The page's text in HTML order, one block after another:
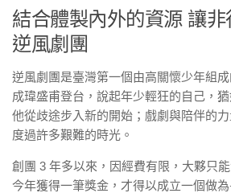
結合體製內外的資源 讓
逆風劇團
逆風劇團是臺灣第一個由高關懷少年組
成瑋盛甫登台，說起年少輕狂的自己，
他從歧途步入新的開始；戲劇與陪伴的
度過許多艱難的時光。
創團 3 年多以來，因經費有限，大夥只
今年獲得一筆獎金，才得以成立一個做